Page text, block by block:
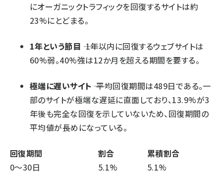
にオーガニックトラフィックを回復するサイトは約
23%にとどまる。
1年という節目 ―― 1年以内に回復するウェブサイトは
60%弱。40%強は12か月を超える期間を要する。
極端に遅いサイト ―― 平均回復期間は489日である。一
部のサイトが極端な遅延に直面しており、13.9%が3
年後も完全な回復を示していないため、回復期間の
平均値が長めになっている。
回復期間 割合
累積割合
0〜30日
5.1%
5.1%